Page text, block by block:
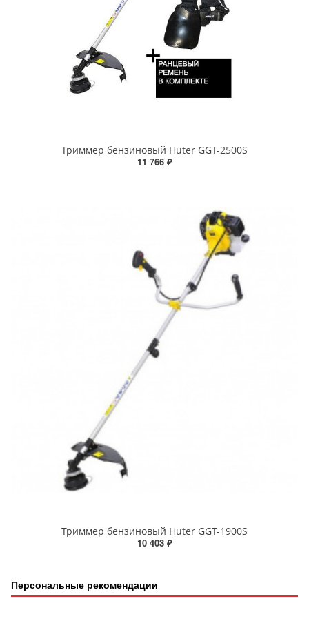
Триммер бензиновый Huter GGT-2500S
11 766 ₽
Триммер бензиновый Huter GGT-1900S
10 403 ₽
Персональные рекомендации